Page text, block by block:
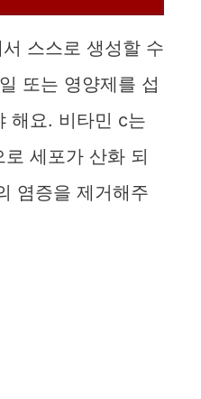
스스로 생성할 수
또는 영양제를 섭
해요. 비타민 c는
세포가 산화 되
염증을 제거해주